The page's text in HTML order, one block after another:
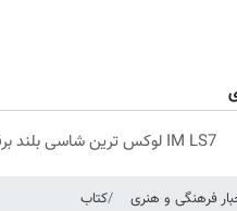
IM LS7 لوکس ترین شاسی بلند برقی ایران
فرهنگی و هنری کتاب